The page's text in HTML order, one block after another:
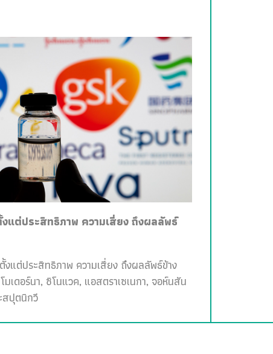
แต่ประสิทธิภาพ ความเสี่ยง ถึงผลลัพธ์
งแต่ประสิทธิภาพ ความเสี่ยง ถึงผลลัพธ์ข้าง
มเดอร์นา, ซิโนแวค, แอสตราเซเนกา, จอห์นสัน
สปุตนิกวี